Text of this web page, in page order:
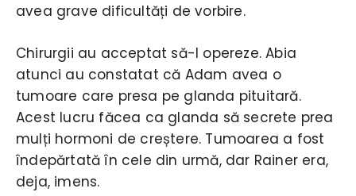
avea grave dificultăți de vorbire.
Chirurgii au acceptat să-l opereze. Abia
atunci au constatat că Adam avea o
tumoare care presa pe glanda pituitară.
Acest lucru făcea ca glanda să secrete prea
mulți hormoni de creștere. Tumoarea a fost
îndepărtată în cele din urmă, dar Rainer era,
deja, imens.